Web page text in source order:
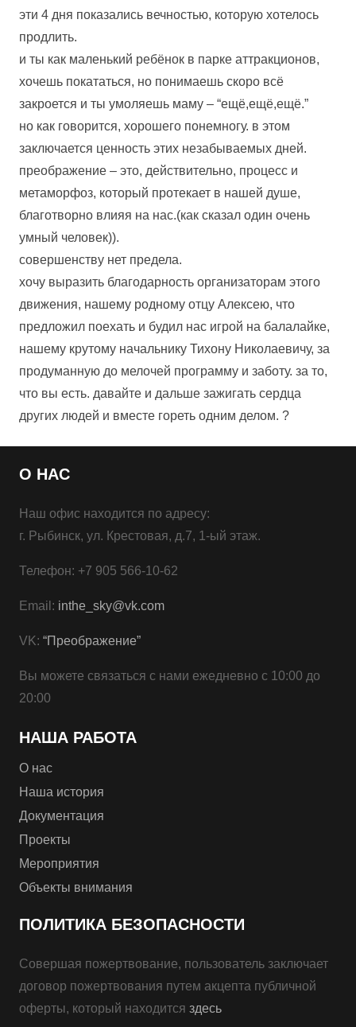
эти 4 дня показались вечностью, которую хотелось
продлить.
и ты как маленький ребёнок в парке аттракционов,
хочешь покататься, но понимаешь скоро всё
закроется и ты умоляешь маму – “ещё,ещё,ещё.”
но как говорится, хорошего понемногу. в этом
заключается ценность этих незабываемых дней.
преображение – это, действительно, процесс и
метаморфоз, который протекает в нашей душе,
благотворно влияя на нас.(как сказал один очень
умный человек)).
совершенству нет предела.
хочу выразить благодарность организаторам этого
движения, нашему родному отцу Алексею, что
предложил поехать и будил нас игрой на балалайке,
нашему крутому начальнику Тихону Николаевичу, за
продуманную до мелочей программу и заботу. за то,
что вы есть. давайте и дальше зажигать сердца
других людей и вместе гореть одним делом. ?
О НАС
Наш офис находится по адресу:
г. Рыбинск, ул. Крестовая, д.7, 1-ый этаж.
Телефон: +7 905 566-10-62
Email: inthe_sky@vk.com
VK: “Преображение”
Вы можете связаться с нами ежедневно с 10:00 до
20:00
НАША РАБОТА
О нас
Наша история
Документация
Проекты
Мероприятия
Объекты внимания
ПОЛИТИКА БЕЗОПАСНОСТИ
Совершая пожертвование, пользователь заключает
договор пожертвования путем акцепта публичной
оферты, который находится здесь